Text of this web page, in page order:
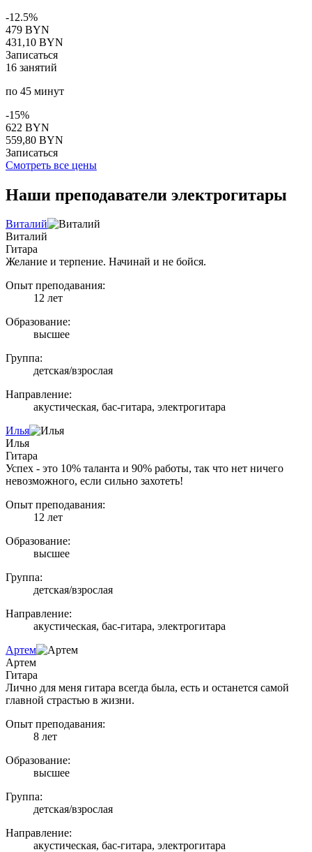
-12.5%
479 BYN
431,10 BYN
Записаться
16 занятий
по 45 минут
-15%
622 BYN
559,80 BYN
Записаться
Смотреть все цены
Наши преподаватели электрогитары
Виталий
Виталий
Гитара
Желание и терпение. Начинай и не бойся.
Опыт преподавания:
12 лет
Образование:
высшее
Группа:
детская/взрослая
Направление:
акустическая, бас-гитара, электрогитара
Илья
Илья
Гитара
Успех - это 10% таланта и 90% работы, так что нет ничего
невозможного, если сильно захотеть!
Опыт преподавания:
12 лет
Образование:
высшее
Группа:
детская/взрослая
Направление:
акустическая, бас-гитара, электрогитара
Артем
Артем
Гитара
Лично для меня гитара всегда была, есть и останется самой
главной страстью в жизни.
Опыт преподавания:
8 лет
Образование:
высшее
Группа:
детская/взрослая
Направление:
акустическая, бас-гитара, электрогитара